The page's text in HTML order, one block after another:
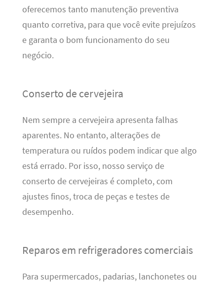
oferecemos tanto manutenção preventiva
quanto corretiva, para que você evite prejuízos
e garanta o bom funcionamento do seu
negócio.
Conserto de cervejeira
Nem sempre a cervejeira apresenta falhas
aparentes. No entanto, alterações de
temperatura ou ruídos podem indicar que algo
está errado. Por isso, nosso serviço de
conserto de cervejeiras é completo, com
ajustes finos, troca de peças e testes de
desempenho.
Reparos em refrigeradores comerciais
Para supermercados, padarias, lanchonetes ou